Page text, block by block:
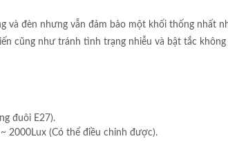
và đèn nhưng vẫn đảm bảo một khối thống nhất
cũng như tránh tình trạng nhiễu và bật tắc
đuôi E27).
2000Lux (Có thể điều chỉnh được).